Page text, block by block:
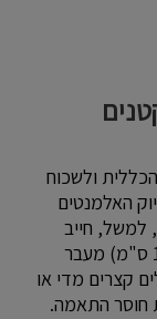
ולשכוח
האלמנטים
למשל, חייב
להיות מדויק: השרוול צריך להציץ מעט (כ־1.5 ס"מ) מעבר
קצרים מדי או
חוסר התאמה.